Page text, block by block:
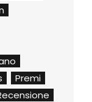
Premi